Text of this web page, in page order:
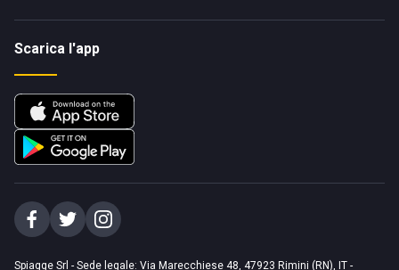
Scarica l'app
Spiagge Srl - Sede legale: Via Marecchiese 48, 47923 Rimini (RN), IT -